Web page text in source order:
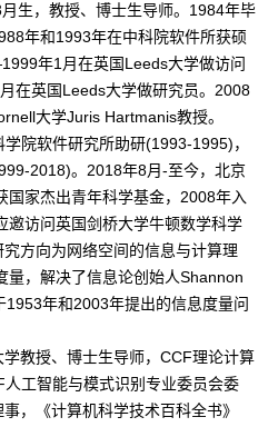
生，教授、博士生导师。1984年毕
年和1993年在中科院软件所获硕
年1月在英国Leeds大学做访问
在英国Leeds大学做研究员。2008
大学Juris Hartmanis教授。
院软件研究所助研(1993-1995)，
2018)。2018年8月-至今，北京
国家杰出青年科学基金，2008年入
邀访问英国剑桥大学牛顿数学科学
方向为网络空间的信息与计算理
量，解决了信息论创始人Shannon
年和2003年提出的信息度量问
教授、博士生导师，CCF理论计算
工智能与模式识别专业委员会委
，《计算机科学技术百科全书》